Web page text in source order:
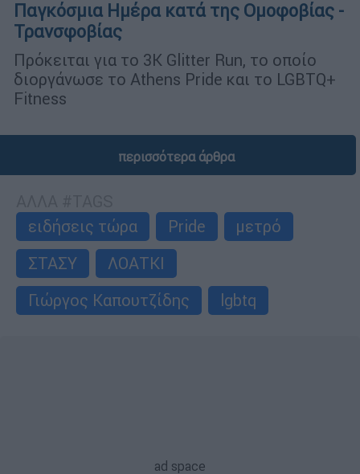
Παγκόσμια Ημέρα κατά της Ομοφοβίας -
Τρανσφοβίας
Πρόκειται για το 3K Glitter Run, το οποίο
διοργάνωσε το Athens Pride και το LGBTQ+
Fitness
περισσότερα άρθρα
ειδήσεις τώρα
Pride
μετρό
ΣΤΑΣΥ
ΛΟΑΤΚΙ
Γιώργος Καπουτζίδης
lgbtq